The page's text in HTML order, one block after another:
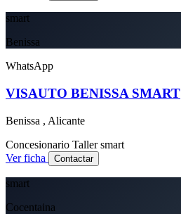
smart
Benissa
WhatsApp
VISAUTO BENISSA SMART
Benissa , Alicante
Concesionario Taller smart
Ver ficha
Contactar
smart
Cocentaina